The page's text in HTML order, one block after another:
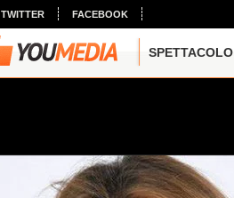
TWITTER FACEBOOK
SPETTACOLO